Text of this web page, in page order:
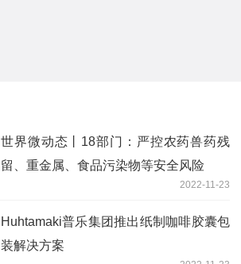
世界微动态丨18部门：严控农药兽药残
留、重金属、食品污染物等安全风险
2022-11-23
Huhtamaki普乐集团推出纸制咖啡胶囊包
装解决方案